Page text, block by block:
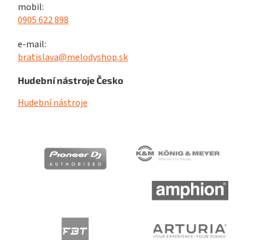
mobil:
0905 622 898
e-mail:
bratislava@melodyshop.sk
Hudební nástroje Česko
Hudební nástroje